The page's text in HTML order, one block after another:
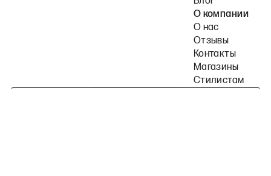
О компании
О нас
Отзывы
Контакты
Магазины
Стилистам